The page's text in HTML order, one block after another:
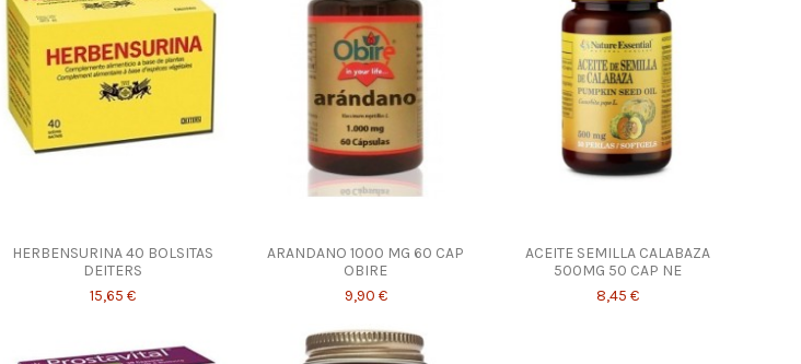
HERBENSURINA 40 BOLSITAS
DEITERS
15,65 €
ARANDANO 1000 MG 60 CAP
OBIRE
9,90 €
ACEITE SEMILLA CALABAZA
500MG 50 CAP NE
8,45 €